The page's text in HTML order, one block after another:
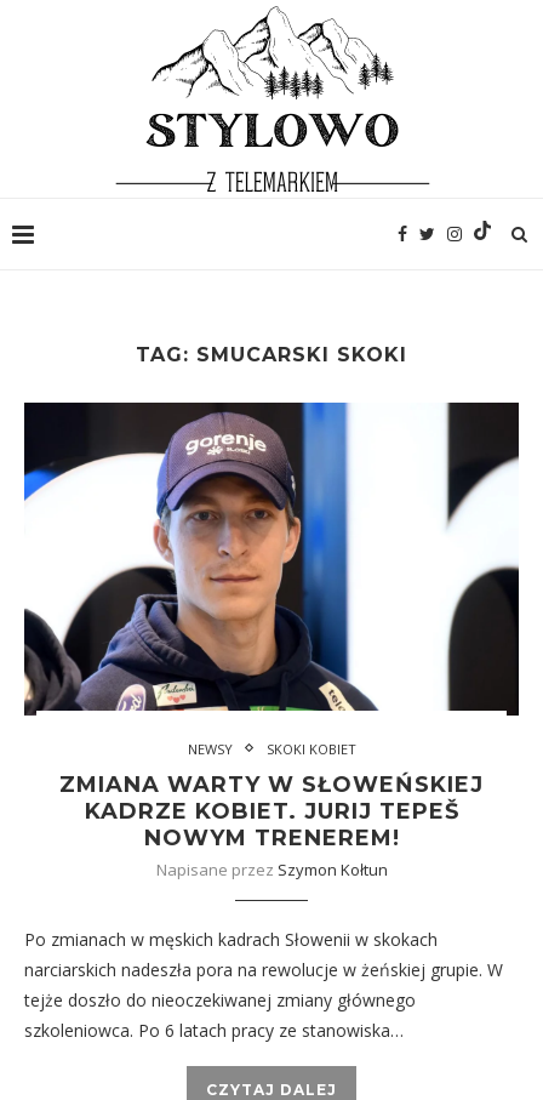
TAG: SMUCARSKI SKOKI
NEWSY SKOKI KOBIET
ZMIANA WARTY W SŁOWEŃSKIEJ
KADRZE KOBIET. JURIJ TEPEŠ
NOWYM TRENEREM!
Napisane przez Szymon Kołtun
Po zmianach w męskich kadrach Słowenii w skokach
narciarskich nadeszła pora na rewolucje w żeńskiej grupie. W
tejże doszło do nieoczekiwanej zmiany głównego
szkoleniowca. Po 6 latach pracy ze stanowiska…
CZYTAJ DALEJ